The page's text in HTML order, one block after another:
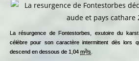
La résurgence de Fontestorbes, exutoire du
célèbre pour son caractère intermittent dès lors
descend en dessous de 1,04 m3/s